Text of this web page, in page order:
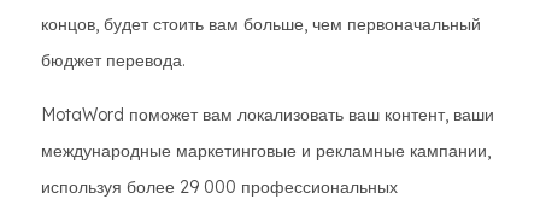
концов, будет стоить вам больше, чем первоначальный
бюджет перевода.
MotaWord поможет вам локализовать ваш контент, ваши
международные маркетинговые и рекламные кампании,
используя более 29 000 профессиональных